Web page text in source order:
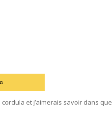
et j’aimerais savoir dans